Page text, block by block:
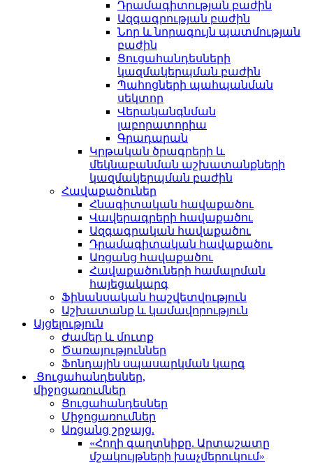
Դրամագիտության բաժին
Ազգագրության բաժին
Նոր և նորագույն պատմության
բաժին
Ցուցահանդեսների
կազմակերպման բաժին
Պահոցների պահպանման
սեկտոր
Վերականգնման
լաբորատորիա
Գրադարան
Կրթական ծրագրերի և
մեկնաբանման աշխատանքների
կազմակերպման բաժին
Հավաքածուներ
Հնագիտական հավաքածու
Վավերագրերի հավաքածու
Ազգագրական հավաքածու
Դրամագիտական հավաքածու
Առցանց հավաքածու
Հավաքածուների համալրման
հայեցակարգ
Ֆինանսական հաշվետվություն
Աշխատանք և կամավորություն
Այցելություն
Ժամեր և մուտք
Ծառայություններ
Ֆոնդային սպասարկման կարգ
Ցուցահանդեսներ,
միջոցառումներ
Ցուցահանդեսներ
Միջոցառումներ
Առցանց շրջայց.
«Հողի գաղտնիքը. Արտաշատը
մշակույթների խաչմերուկում»